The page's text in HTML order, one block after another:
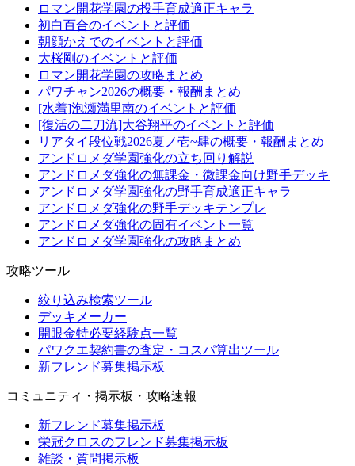
ロマン開花学園の投手育成適正キャラ
初白百合のイベントと評価
朝顔かえでのイベントと評価
大桜剛のイベントと評価
ロマン開花学園の攻略まとめ
パワチャン2026の概要・報酬まとめ
[水着]泡瀬満里南のイベントと評価
[復活の二刀流]大谷翔平のイベントと評価
リアタイ段位戦2026夏ノ壱~肆の概要・報酬まとめ
アンドロメダ学園強化の立ち回り解説
アンドロメダ強化の無課金・微課金向け野手デッキ
アンドロメダ学園強化の野手育成適正キャラ
アンドロメダ強化の野手デッキテンプレ
アンドロメダ強化の固有イベント一覧
アンドロメダ学園強化の攻略まとめ
攻略ツール
絞り込み検索ツール
デッキメーカー
開眼金特必要経験点一覧
パワクエ契約書の査定・コスパ算出ツール
新フレンド募集掲示板
コミュニティ・掲示板・攻略速報
新フレンド募集掲示板
栄冠クロスのフレンド募集掲示板
雑談・質問掲示板